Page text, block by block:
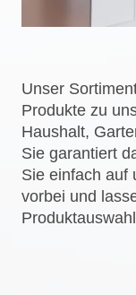
Unser
Produkte zu
Haushalt,
Sie garantiert
Sie einfach auf
vorbei und